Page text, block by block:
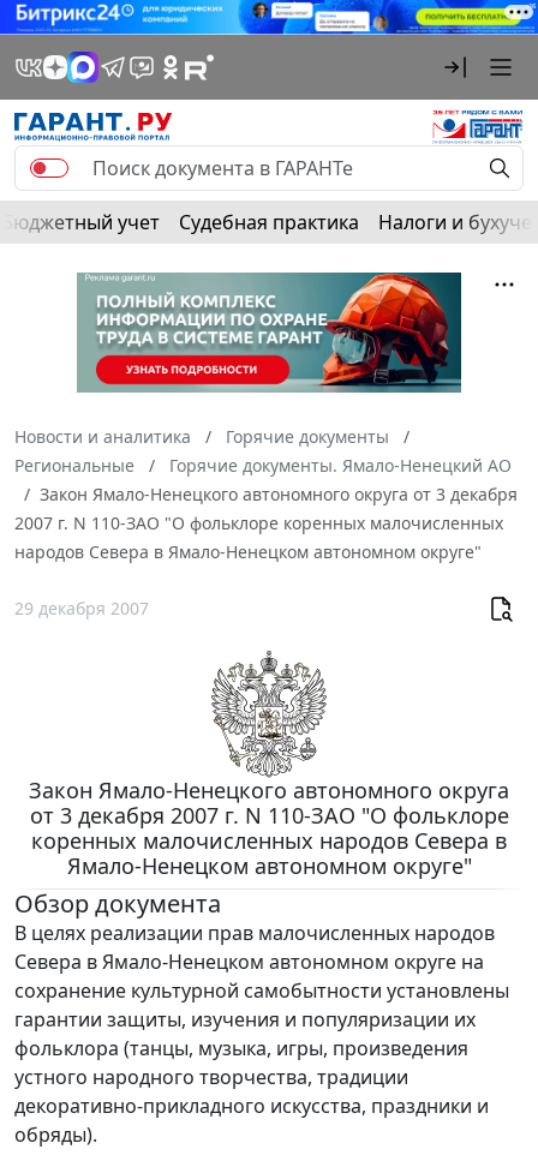
Бюджетный учет Судебная практика Налоги и
Новости и аналитика
Горячие документы
Региональные
Горячие документы. Ямало-Ненецкий АО
Закон Ямало-Ненецкого автономного округа от 3 декабря
2007 г. N 110-ЗАО "О фольклоре коренных малочисленных
народов Севера в Ямало-Ненецком автономном округе"
29 декабря 2007
Закон Ямало-Ненецкого автономного округа
от 3 декабря 2007 г. N 110-ЗАО "О фольклоре
коренных малочисленных народов Севера в
Ямало-Ненецком автономном округе"
Обзор документа
В целях реализации прав малочисленных народов
Севера в Ямало-Ненецком автономном округе на
сохранение культурной самобытности установлены
гарантии защиты, изучения и популяризации их
фольклора (танцы, музыка, игры, произведения
устного народного творчества, традиции
декоративно-прикладного искусства, праздники и
обряды).